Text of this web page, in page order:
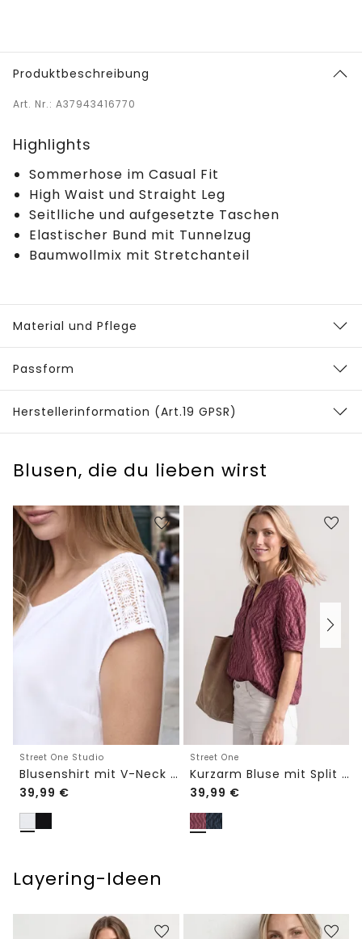
Produktbeschreibung
Art. Nr.: A37943416770
Highlights
Sommerhose im Casual Fit
High Waist und Straight Leg
Seitlliche und aufgesetzte Taschen
Elastischer Bund mit Tunnelzug
Baumwollmix mit Stretchanteil
Material und Pflege
Passform
Herstellerinformation (Art.19 GPSR)
Blusen, die du lieben wirst
Street One Studio
Blusenshirt mit V-Neck und Spitze
39,99 €
Street One
Kurzarm Bluse mit Split Neck und Elastiksaum
39,99 €
Layering-Ideen